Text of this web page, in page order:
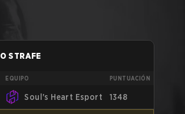
STRAFE
EQUIPO PUNTUACIÓN
Soul's Heart Esport 1348